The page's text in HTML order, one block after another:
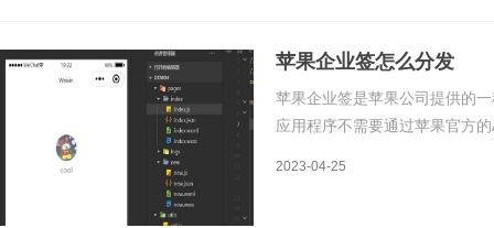
苹果企业签怎么分发
苹果企业签是苹果公司提供的
应用程序不需要通过苹果官方
2023-04-25